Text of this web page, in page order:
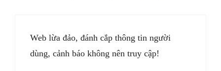
Web lừa đảo, đánh cắp thông tin người
dùng, cảnh báo không nên truy cập!